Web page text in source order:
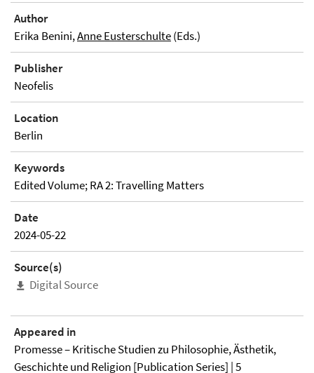
Author
Erika Benini,Anne Eusterschulte(Eds.)
Publisher
Neofelis
Location
Berlin
Keywords
Edited Volume; RA 2: Travelling Matters
Date
2024-05-22
Source(s)
Digital Source
Appeared in
Promesse – Kritische Studien zu Philosophie, Ästhetik,
Geschichte und Religion [Publication Series] | 5